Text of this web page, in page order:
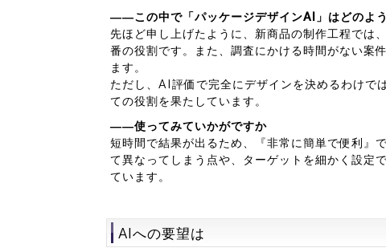
――この中で「パッケージデザインAI」はどのよ
先ほど申し上げたように、新商品の制作工程では
番の役割です。また、調査にかける時間がない案
ます。
ただし、AI評価で完全にデザインを決めるわけで
ての役割を果たしています。
――使ってみていかがですか
短時間で結果が出るため、『非常に簡単で便利』
て異なってしまう点や、ターゲットを細かく設定
ています。
AIへの要望は